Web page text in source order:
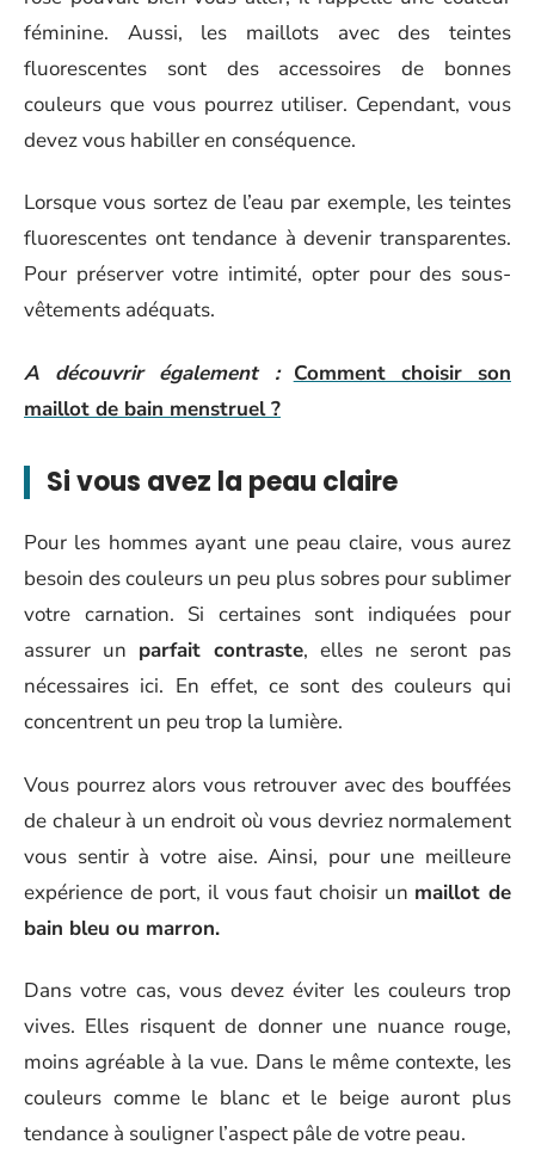
féminine. Aussi, les maillots avec des teintes
fluorescentes sont des accessoires de bonnes
couleurs que vous pourrez utiliser. Cependant, vous
devez vous habiller en conséquence.
Lorsque vous sortez de l’eau par exemple, les teintes
fluorescentes ont tendance à devenir transparentes.
Pour préserver votre intimité, opter pour des sous-
vêtements adéquats.
A découvrir également : Comment choisir son
maillot de bain menstruel ?
Si vous avez la peau claire
Pour les hommes ayant une peau claire, vous aurez
besoin des couleurs un peu plus sobres pour sublimer
votre carnation. Si certaines sont indiquées pour
assurer un parfait contraste, elles ne seront pas
nécessaires ici. En effet, ce sont des couleurs qui
concentrent un peu trop la lumière.
Vous pourrez alors vous retrouver avec des bouffées
de chaleur à un endroit où vous devriez normalement
vous sentir à votre aise. Ainsi, pour une meilleure
expérience de port, il vous faut choisir un maillot de
bain bleu ou marron.
Dans votre cas, vous devez éviter les couleurs trop
vives. Elles risquent de donner une nuance rouge,
moins agréable à la vue. Dans le même contexte, les
couleurs comme le blanc et le beige auront plus
tendance à souligner l’aspect pâle de votre peau.